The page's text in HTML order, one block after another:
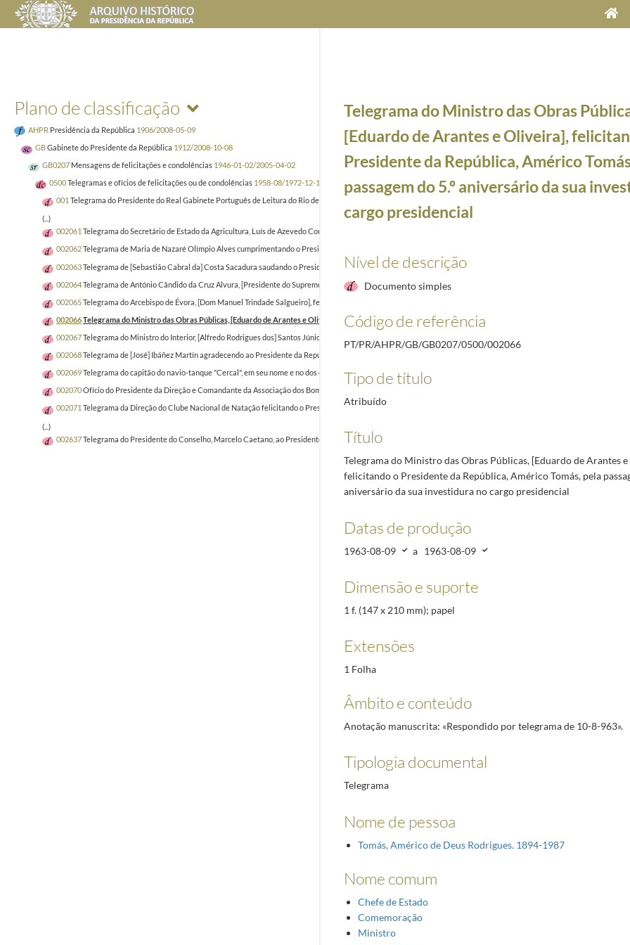
Plano de classificação
AHPR Presidência da República 1906/2008-05-09
GBGabinete do Presidente da República 1912/2008-10-08
GB0207 Mensagens de felicitações e condolências 1946-01-02/2005-04-02
0500Telegramas e ofícios de felicitações ou de condolências 1958-08/1972-12-11
001 Telegrama do Presidente do Real Gabinete Português de Leitura do Rio de Janeiro, Alfredo Nunes, ao Presidente da República, Américo Tomás, felicitando-o pela sua
(...)
002061 Telegrama do Secretário de Estado da Agricultura, Luís de Azevedo Coutinho, ao Presidente da República, Américo Tomás, felicitando-o pela passagem do 5.º
002062Telegrama de Maria de Nazaré Olímpio Alves cumprimentando o Presidente da República, Américo Tomás, [pela passagem do 5.º aniversário da sua investidura no
002063Telegrama de [Sebastião Cabral da] Costa Sacadura saudando o Presidente da República, Américo Tomás, [pela passagem do 5.º aniversário da sua investidura no
002064Telegrama de António Cândido da Cruz Alvura, [Presidente do Supremo Tribunal de Justiça], cumprimentando o Presidente da República, Américo Tomás, [pela
002065Telegrama do Arcebispo de Évora, [Dom Manuel Trindade Salgueiro], felicitando o Presidente da República, Américo Tomás, pela passagem do 5.º aniversário da
002066Telegrama do Ministro das Obras Públicas, [Eduardo de Arantes e Oliveira], felicitando o Presidente da República, Américo Tomás, pela passagem do 5.º
002067Telegrama do Ministro do Interior, [Alfredo Rodrigues dos] Santos Júnior, felicitando o Presidente da República, Américo Tomás, pela passagem do 5.º aniversário
002068Telegrama de [José] Ibáñez Martín agradecendo ao Presidente da República, Américo Tomás, a mensagem de condolências
002069Telegrama do capitão do navio-tanque "Cercal", em seu nome e no dos oficiais e tripulantes, felicitando o Presidente da República, Américo Tomás, pela
002070Ofício do Presidente da Direção e Comandante da Associação dos Bombeiros Voluntários de Lisboa, Ernesto Costa, felicitando o Presidente da República, Américo
002071 Telegrama da Direção do Clube Nacional de Natação felicitando o Presidente da República, Américo Tomás, pela passagem da data do 5.º aniversário da sua
(...)
002637Telegrama do Presidente do Conselho, Marcelo Caetano, ao Presidente da República, Américo Tomás, por ocasião do final da visita às capitais das províncias
Telegrama do Ministro das Obras
[Eduardo de Arantes e Oliveira],
Presidente da República, Américo
passagem do 5.º aniversário da sua
cargo presidencial
Nível de descrição
Documento simples
Código de referência
PT/PR/AHPR/GB/GB0207/0500/002066
Tipo de título
Atribuído
Título
Telegrama do Ministro das Obras Públicas, [Eduardo de Arantes
felicitando o Presidente da República, Américo Tomás, pela
aniversário da sua investidura no cargo presidencial
Datas de produção
1963-08-09 a 1963-08-09
Dimensão e suporte
1 f. (147 x 210 mm); papel
Extensões
1 Folha
Âmbito e conteúdo
Anotação manuscrita: «Respondido por telegrama de 10-8-963».
Tipologia documental
Telegrama
Nome de pessoa
Tomás, Américo de Deus Rodrigues. 1894-1987
Nome comum
Chefe de Estado
Comemoração
Ministro